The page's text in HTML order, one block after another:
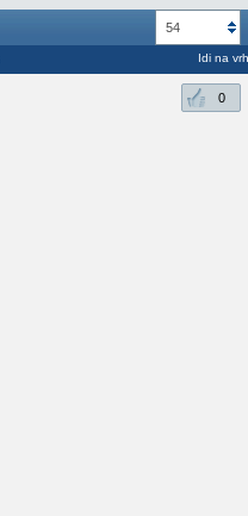
54
Idi na vrh
0